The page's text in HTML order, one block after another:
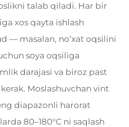
talab qiladi. Har bir
xos qayta ishlash
— masalan, no‘xat oqsilini
soya oqsiliga
darajasi va biroz past
Moslashuvchan vint
diapazonli harorat
80–180°C ni saqlash